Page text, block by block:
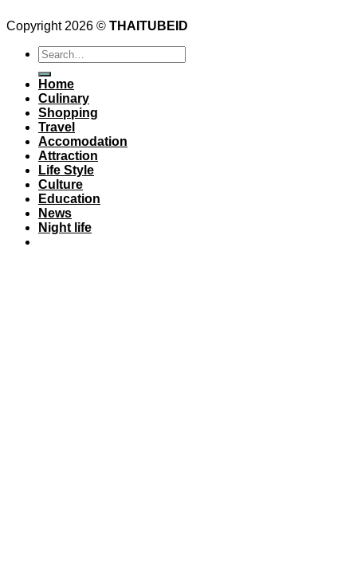
Copyright 2026 © THAITUBEID
Home
Culinary
Shopping
Travel
Accomodation
Attraction
Life Style
Culture
Education
News
Night life